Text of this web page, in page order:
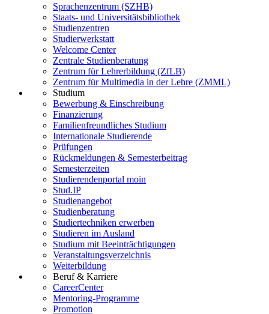
Sprachenzentrum (SZHB)
Staats- und Universitätsbibliothek
Studienzentren
Studierwerkstatt
Welcome Center
Zentrale Studienberatung
Zentrum für Lehrerbildung (ZfLB)
Zentrum für Multimedia in der Lehre (ZMML)
Studium
Bewerbung & Einschreibung
Finanzierung
Familienfreundliches Studium
Internationale Studierende
Prüfungen
Rückmeldungen & Semesterbeitrag
Semesterzeiten
Studierendenportal moin
Stud.IP
Studienangebot
Studienberatung
Studiertechniken erwerben
Studieren im Ausland
Studium mit Beeinträchtigungen
Veranstaltungsverzeichnis
Weiterbildung
Beruf & Karriere
CareerCenter
Mentoring-Programme
Promotion